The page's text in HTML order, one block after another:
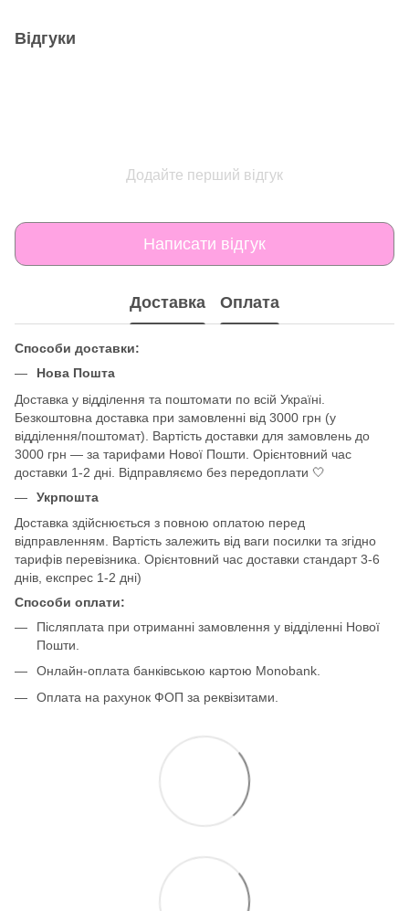
Відгуки
Додайте перший відгук
Написати відгук
Доставка Оплата
Способи доставки:
Нова Пошта
Доставка у відділення та поштомати по всій Україні.
Безкоштовна доставка при замовленні від 3000 грн (у
відділення/поштомат). Вартість доставки для замовлень до
3000 грн — за тарифами Нової Пошти. Орієнтовний час
доставки 1-2 дні. Відправляємо без передоплати 🤍
Укрпошта
Доставка здійснюється з повною оплатою перед
відправленням. Вартість залежить від ваги посилки та згідно
тарифів перевізника. Орієнтовний час доставки стандарт 3-6
днів, експрес 1-2 дні)
Способи оплати:
Післяплата при отриманні замовлення у відділенні Нової
Пошти.
Онлайн-оплата банківською картою Monobank.
Оплата на рахунок ФОП за реквізитами.